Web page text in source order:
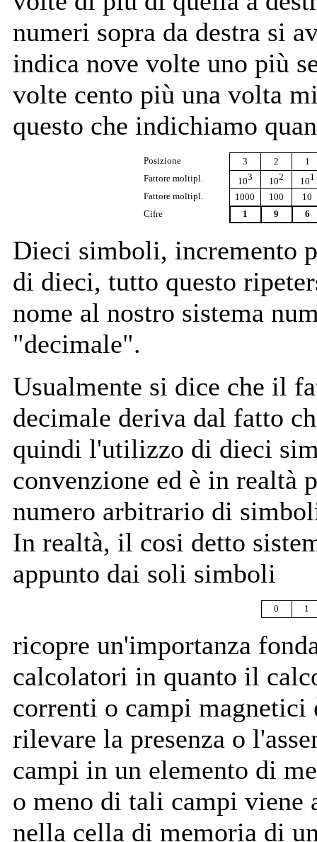
numeri sopra da destra si
indica nove volte uno più
volte cento più una volta
questo che indichiamo
Posizione 3 2
1
Fattore moltipl.
103 102 101
Fattore moltipl.
1000 100
10
Cifre
1 9 6
Dieci simboli, incremento
di dieci, tutto questo
nome al nostro sistema
"decimale".
Usualmente si dice che il
decimale deriva dal fatto
quindi l'utilizzo di dieci
convenzione ed è in realtà
numero arbitrario di
In realtà, il cosi detto
appunto dai soli simboli
0 1
ricopre un'importanza
calcolatori in quanto il
correnti o campi magnetici
rilevare la presenza o
campi in un elemento di
o meno di tali campi viene
nella cella di memoria di